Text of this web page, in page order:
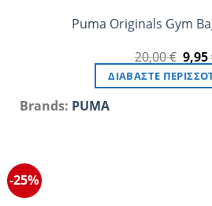
Puma Originals Gym
20,00€
price
was:
9,95
ΔΙΑΒΆΣΤΕ
Brands: PUMA
-25%